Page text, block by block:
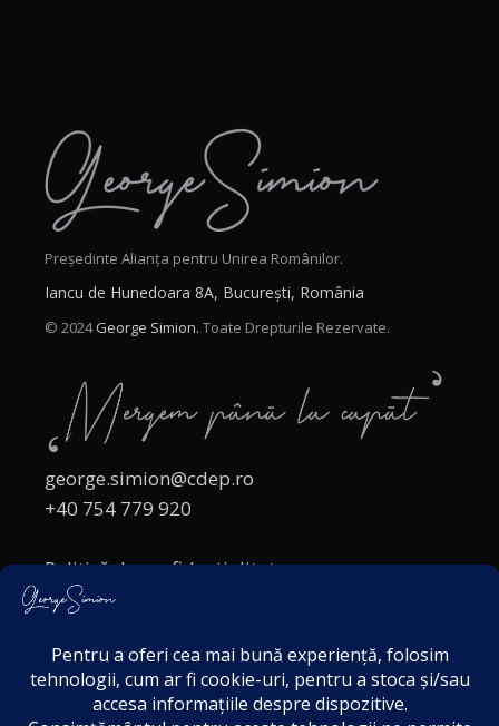
Președinte Alianța pentru Unirea Românilor.
Iancu de Hunedoara 8A, București, România
© 2024George Simion. Toate Drepturile Rezervate.
george.simion@cdep.ro
+40 754 779 920
Politică de confidențialitate
Politica cookies
Acordul de markting
Disclaimer